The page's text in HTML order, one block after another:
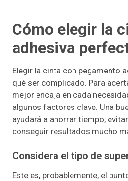
Cómo elegir la
adhesiva
Elegir la cinta con pegamento
qué ser complicado. Para
mejor encaja en cada
algunos factores clave. Una
ayudará a ahorrar tiempo,
conseguir resultados mucho
Considera el tipo de
Este es, probablemente, el